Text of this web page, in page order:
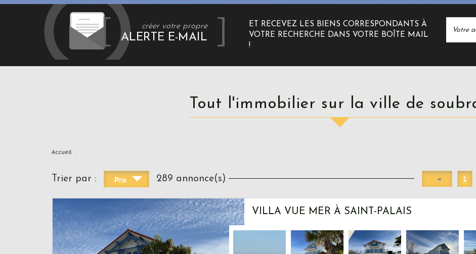
créer votre propre
ALERTE E-MAIL
ET RECEVEZ LES BIENS CORRESPONDANTS À
VOTRE RECHERCHE DANS VOTRE BOÎTE MAIL
!
Tout l'immobilier sur la ville de
Accueil
Trier par : Prix 289 annonce(s) « 1
VILLA VUE MER À SAINT-PALAIS